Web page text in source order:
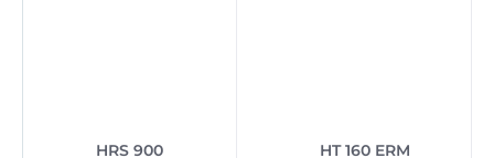
HRS 900 HT 160 ERM